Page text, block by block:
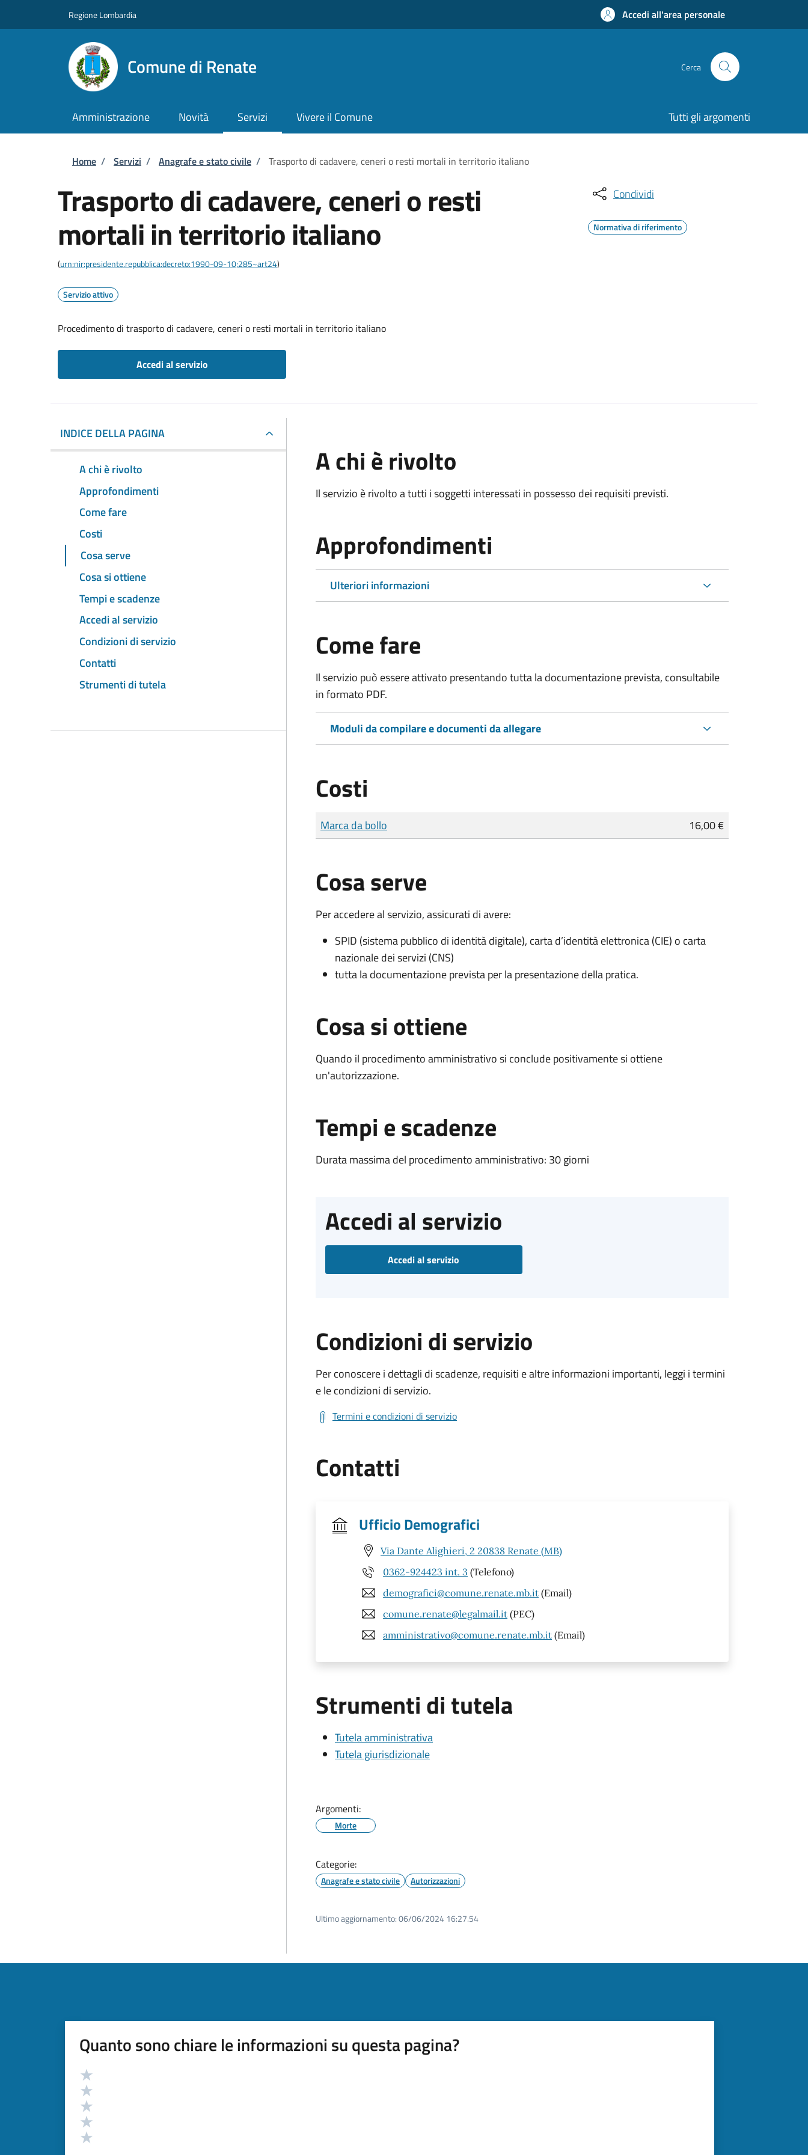
Regione Lombardia Accedi all'area personale
Comune di Renate Cerca
Amministrazione Novità Servizi Vivere il Comune Tutti gli argomenti
Briciole di pane
Home / Servizi / Anagrafe e stato civile / Trasporto di cadavere, ceneri o resti mortali in territorio italiano
Trasporto di cadavere, ceneri o resti
mortali in territorio italiano
(urn:nir:presidente.repubblica:decreto:1990-09-10;285~art24)
Servizio attivo
Procedimento di trasporto di cadavere, ceneri o resti mortali in territorio italiano
Accedi al servizio
Condividi
Normativa di riferimento
INDICE DELLA PAGINA
A chi è rivolto
Approfondimenti
Come fare
Costi
Cosa serve
Cosa si ottiene
Tempi e scadenze
Accedi al servizio
Condizioni di servizio
Contatti
Strumenti di tutela
A chi è rivolto
Il servizio è rivolto a tutti i soggetti interessati in possesso dei requisiti previsti.
Approfondimenti
Ulteriori informazioni
Come fare
Il servizio può essere attivato presentando tutta la documentazione prevista, consultabile
in formato PDF.
Moduli da compilare e documenti da allegare
Costi
Tipo di pagamento
Importo
Marca da bollo 16,00 €
Cosa serve
Per accedere al servizio, assicurati di avere:
SPID (sistema pubblico di identità digitale), carta d’identità elettronica (CIE) o carta
nazionale dei servizi (CNS)
tutta la documentazione prevista per la presentazione della pratica.
Cosa si ottiene
Quando il procedimento amministrativo si conclude positivamente si ottiene
un'autorizzazione.
Tempi e scadenze
Durata massima del procedimento amministrativo: 30 giorni
Accedi al servizio
Accedi al servizio
Condizioni di servizio
Per conoscere i dettagli di scadenze, requisiti e altre informazioni importanti, leggi i termini
e le condizioni di servizio.
Termini e condizioni di servizio
Contatti
Ufficio Demografici
Via Dante Alighieri, 2 20838 Renate (MB)
0362-924423 int. 3 (Telefono)
demografici@comune.renate.mb.it (Email)
comune.renate@legalmail.it (PEC)
amministrativo@comune.renate.mb.it (Email)
Strumenti di tutela
Tutela amministrativa
Tutela giurisdizionale
Argomenti:
Morte
Categorie:
Anagrafe e stato civile Autorizzazioni
Ultimo aggiornamento:06/06/2024 16:27.54
Quanto sono chiare le informazioni su questa pagina?
Valutazione